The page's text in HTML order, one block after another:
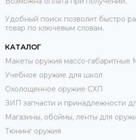
Удобный поиск позволит быстро
товар по ключевым словам.
КАТАЛОГ
Макеты оружия массо-
Учебное оружие для школ
Охолощенное оружие СХП
ЗИП запчасти и принадлежности
Магазины, обоймы, ленты для
Тюнинг оружия